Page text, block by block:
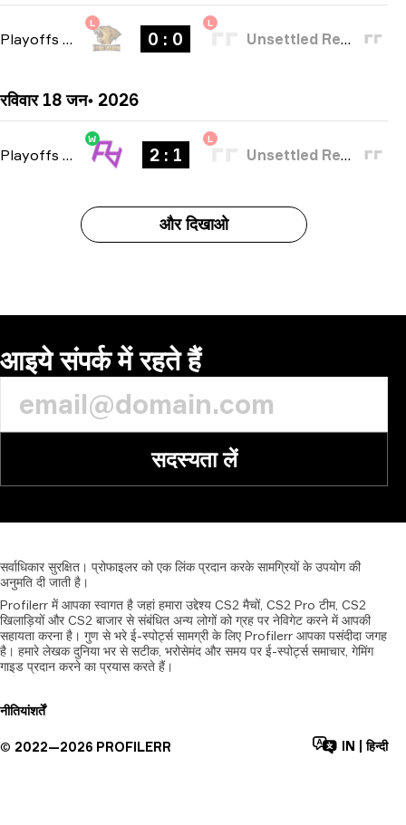
Playoffs bo3
L
0 : 0
L
Unsettled Resentment
रविवार 18 जन॰ 2026
Playoffs bo3
W
2 : 1
L
Unsettled Resentment
और दिखाओ
आइये संपर्क में रहते हैं
सदस्यता लें
सर्वाधिकार सुरक्षित। प्रोफाइलर को एक लिंक प्रदान करके सामग्रियों के उपयोग की
अनुमति दी जाती है।
Profilerr में आपका स्वागत है जहां हमारा उद्देश्य CS2 मैचों, CS2 Pro टीम, CS2
खिलाड़ियों और CS2 बाजार से संबंधित अन्य लोगों को ग्रह पर नेविगेट करने में आपकी
सहायता करना है। गुण से भरे ई-स्पोर्ट्स सामग्री के लिए Profilerr आपका पसंदीदा जगह
है। हमारे लेखक दुनिया भर से सटीक, भरोसेमंद और समय पर ई-स्पोर्ट्स समाचार, गेमिंग
गाइड प्रदान करने का प्रयास करते हैं।
नीतियांशर्तें
© 2022—2026 PROFILERR IN |हिन्दी